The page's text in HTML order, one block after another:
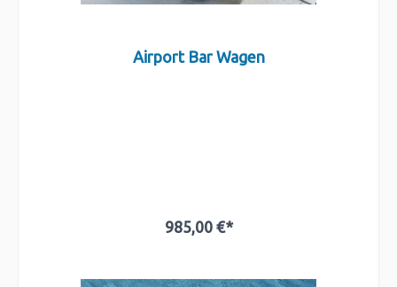
Airport Bar Wagen
985,00 €*